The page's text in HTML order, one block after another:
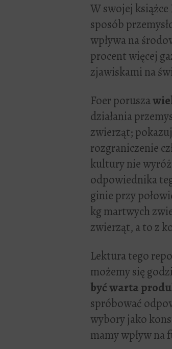
W swojej
sposób
wpływa na
procent więcej
zjawiskami na
Foer porusza
działania
zwierząt;
rozgraniczenie
kultury nie
odpowiednika
ginie przy
kg martwych
zwierząt, a to z
Lektura tego
możemy się
być warta
spróbować
wybory jako
mamy wpływ